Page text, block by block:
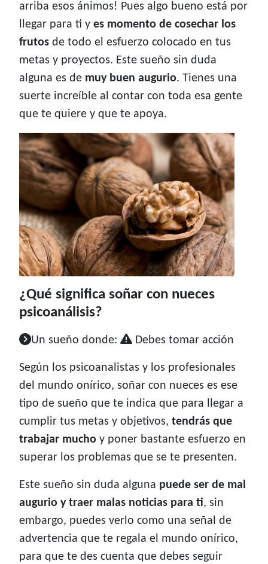
arriba esos ánimos! Pues algo bueno está por
llegar para ti y es momento de cosechar los
frutos de todo el esfuerzo colocado en tus
metas y proyectos. Este sueño sin duda
alguna es de muy buen augurio. Tienes una
suerte increíble al contar con toda esa gente
que te quiere y que te apoya.
¿Qué significa soñar con nueces
psicoanálisis?
Un sueño donde: Debes tomar acción
Según los psicoanalistas y los profesionales
del mundo onírico, soñar con nueces es ese
tipo de sueño que te indica que para llegar a
cumplir tus metas y objetivos, tendrás que
trabajar mucho y poner bastante esfuerzo en
superar los problemas que se te presenten.
Este sueño sin duda alguna puede ser de mal
augurio y traer malas noticias para ti, sin
embargo, puedes verlo como una señal de
advertencia que te regala el mundo onírico,
para que te des cuenta que debes seguir